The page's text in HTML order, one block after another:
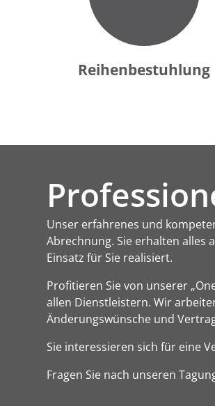
Reihenbestuhlung
Unser erfahrenes und
Abrechnung. Sie erhalten
Einsatz für Sie realisiert.
Profitieren Sie von unserer
allen Dienstleistern. Wir
Änderungswünsche und
Sie interessieren sich für eine
Fragen Sie nach unseren